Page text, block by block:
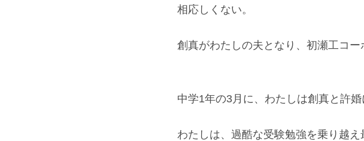
相応しくない。
創真がわたしの夫となり、初瀬工コ
中学1年の3月に、わたしは創真と許婚
わたしは、過酷な受験勉強を乗り越